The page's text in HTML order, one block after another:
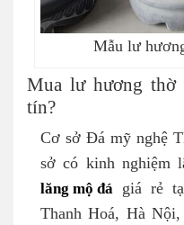
Mẫu lư
Mua lư hương thờ
tín?
Cơ sở Đá mỹ nghệ
sở có kinh nghiệm
lăng mộ đá giá rẻ
Thanh Hoá, Hà